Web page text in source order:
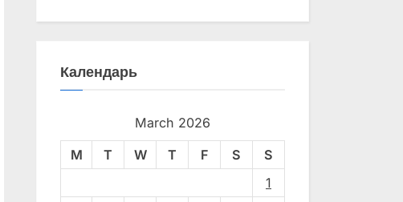
Календарь
March 2026
M T W T F S
S
1